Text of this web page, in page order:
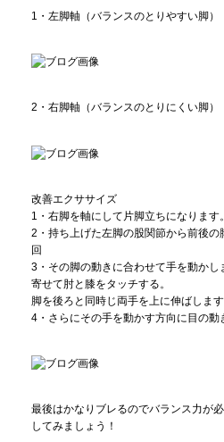
1・左脚軸（バランスのとりやすい脚）
2・右脚軸（バランスのとりにくい脚）
改善エクササイズ
1・右脚を軸にして片脚立ちになります。
2・持ち上げた左脚の股関節から前後
回
3・その脚の動きに合わせて手を動かし
寄せて肘と膝をタッチする。
脚を後ろと同時じ両手を上に伸ばします
4・さらにその手を動かす方向に目の動
最後はかなりブレるのでバランス力が
してみましょう！